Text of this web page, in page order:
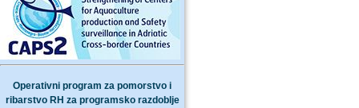
Operativni program za pomorstvo i
ribarstvo RH za programsko razdoblje